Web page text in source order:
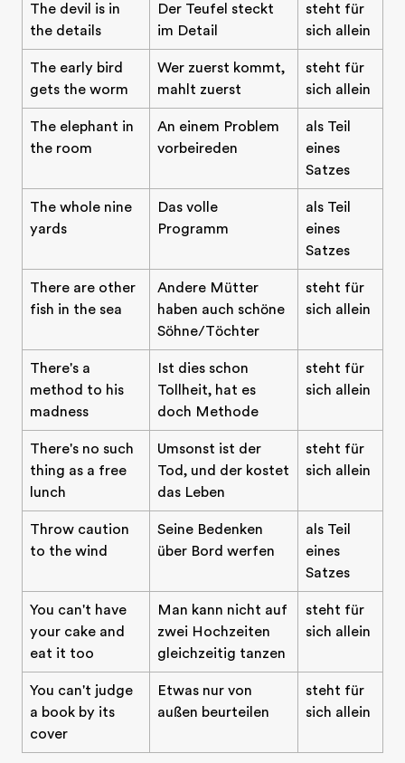
The devil is in
the details
Der Teufel steckt
im Detail
steht für
sich allein
The early bird
gets the worm
Wer zuerst kommt,
mahlt zuerst
steht für
sich allein
The elephant in
the room
An einem Problem
vorbeireden
als Teil
eines
Satzes
The whole nine
yards
Das volle
Programm
als Teil
eines
Satzes
There are other
fish in the sea
Andere Mütter
haben auch schöne
Söhne/Töchter
steht für
sich allein
There's a
method to his
madness
Ist dies schon
Tollheit, hat es
doch Methode
steht für
sich allein
There's no such
thing as a free
lunch
Umsonst ist der
Tod, und der kostet
das Leben
steht für
sich allein
Throw caution
to the wind
Seine Bedenken
über Bord werfen
als Teil
eines
Satzes
You can't have
your cake and
eat it too
Man kann nicht auf
zwei Hochzeiten
gleichzeitig tanzen
steht für
sich allein
You can't judge
a book by its
cover
Etwas nur von
außen beurteilen
steht für
sich allein